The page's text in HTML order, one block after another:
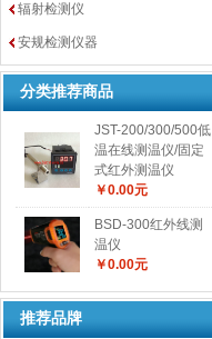
辐射检测仪
安规检测仪器
分类推荐商品
JST-200/300/500低
温在线测温仪/固定
式红外测温仪
￥0.00元
BSD-300红外线测
温仪
￥0.00元
推荐品牌